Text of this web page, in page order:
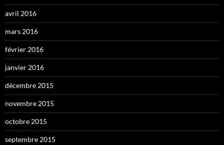
avril 2016
mars 2016
février 2016
janvier 2016
décembre 2015
novembre 2015
octobre 2015
septembre 2015